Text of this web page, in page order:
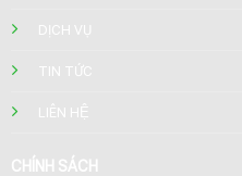
DỊCH VỤ
TIN TỨC
LIÊN HỆ
CHÍNH SÁCH